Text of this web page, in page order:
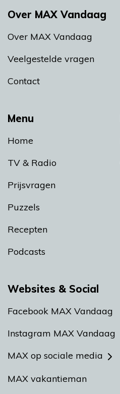
Menu
Home
TV & Radio
Prijsvragen
Puzzels
Recepten
Podcasts
Over MAX Vandaag
Over MAX Vandaag
Veelgestelde vragen
Contact
Websites & Social
Facebook MAX Vandaag
Instagram MAX Vandaag
MAX op sociale media
MAX vakantieman